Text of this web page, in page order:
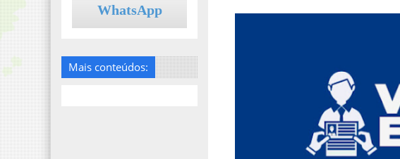
WhatsApp
Mais conteúdos: